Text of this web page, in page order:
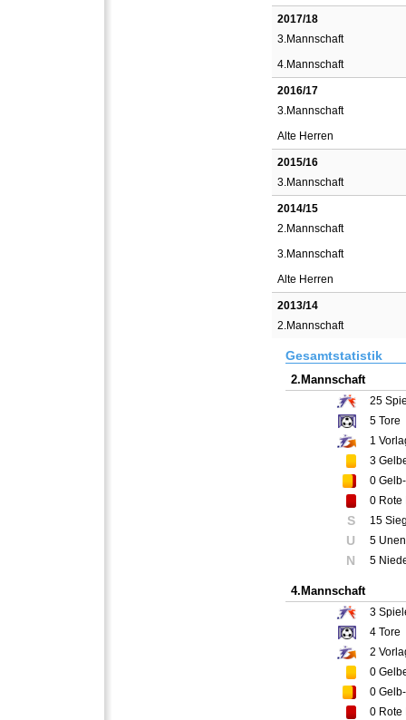
2017/18
3.Mannschaft
4.Mannschaft
2016/17
3.Mannschaft
Alte Herren
2015/16
3.Mannschaft
2014/15
2.Mannschaft
3.Mannschaft
Alte Herren
2013/14
2.Mannschaft
Gesamtstatistik
2.Mannschaft
25
5 Tore
1
3
0
0 Rote
S 15
U 5
N 5
4.Mannschaft
3
4 Tore
2
0
0
0 Rote